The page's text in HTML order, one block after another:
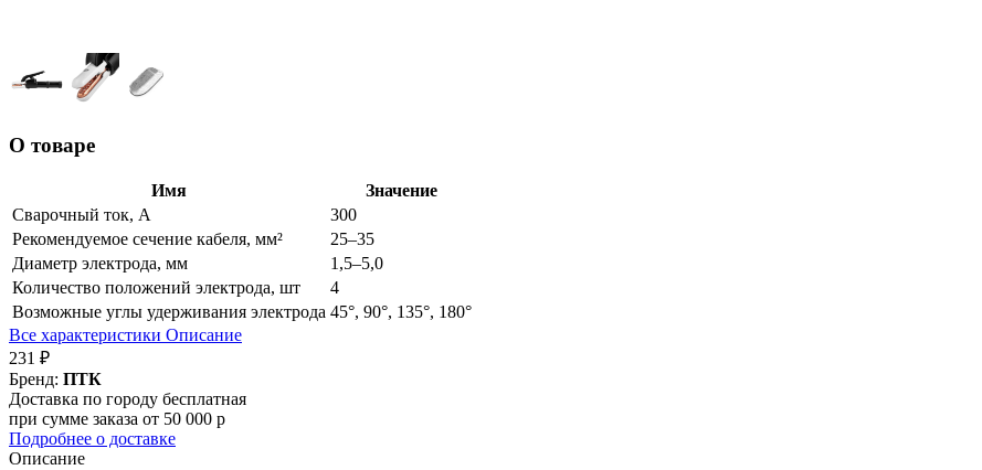
О товаре
Имя
Значение
Сварочный ток, А
300
Рекомендуемое сечение кабеля, мм²
25–35
Диаметр электрода, мм
1,5–5,0
Количество положений электрода, шт
4
Возможные углы удерживания электрода 45°, 90°, 135°, 180°
Все характеристики Описание
231 ₽
Бренд: ПТК
Доставка по городу бесплатная
при сумме заказа от 50 000 р
Подробнее о доставке
Описание